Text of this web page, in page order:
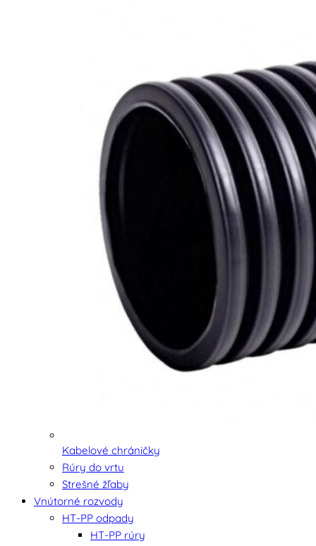
Kabelové chráničky
Rúry do vrtu
Strešné žľaby
Vnútorné rozvody
HT-PP odpady
HT-PP rúry